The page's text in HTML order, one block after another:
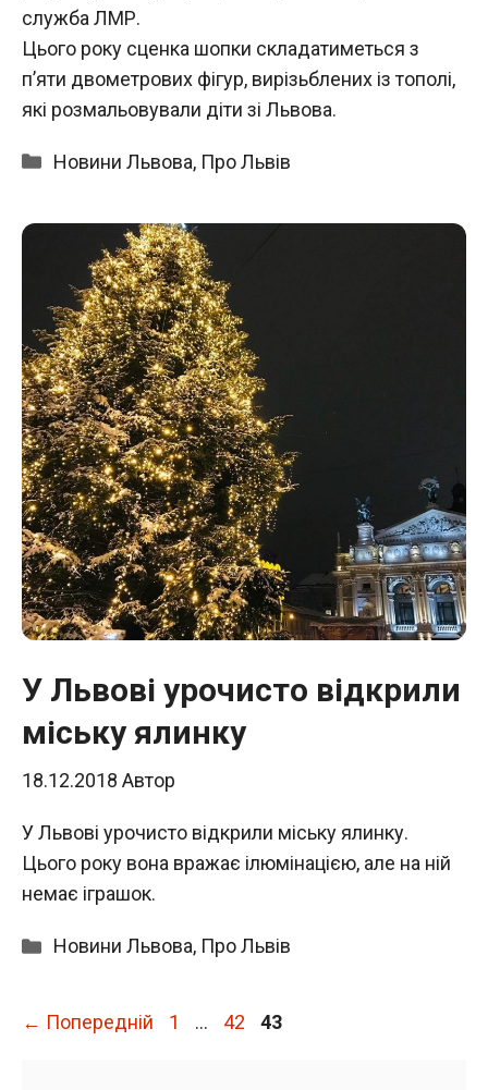
служба ЛМР.
Цього року сценка шопки складатиметься з
п’яти двометрових фігур, вирізьблених із тополі,
які розмальовували діти зі Львова.
Категорії
Новини Львова, Про Львів
У Львові урочисто відкрили
міську ялинку
18.12.2018 Автор
У Львові урочисто відкрили міську ялинку.
Цього року вона вражає ілюмінацією, але на ній
немає іграшок.
Категорії
Новини Львова, Про Львів
← Попередній Сторінка
1 … Сторінка
42 Сторінка
43